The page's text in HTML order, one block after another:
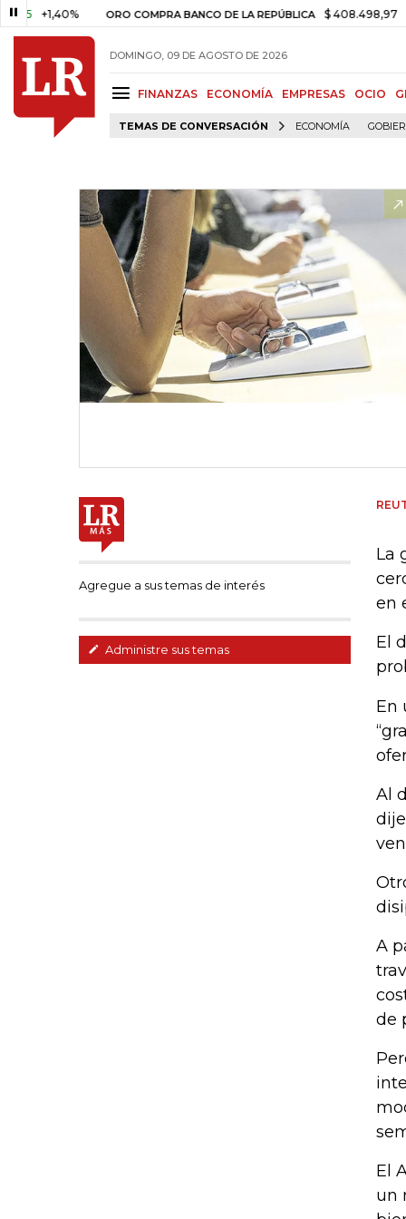
+1,40% ORO COMPRA BANCO DE LA REPÚBLICA $ 408.498,97 +$
DOMINGO, 09 DE AGOSTO DE 2026
FINANZAS ECONOMÍA EMPRESAS OCIO
TEMAS DE CONVERSACIÓN ECONOMÍA
Agregue a sus temas de interés
Administre sus temas
La
en
El
En
Al
A
de
El
un